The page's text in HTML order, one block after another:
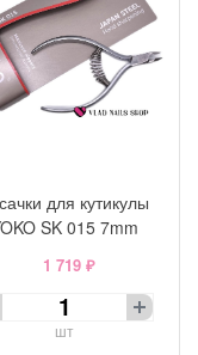
для кутикулы
SK 015 7mm
1 719 ₽
шт